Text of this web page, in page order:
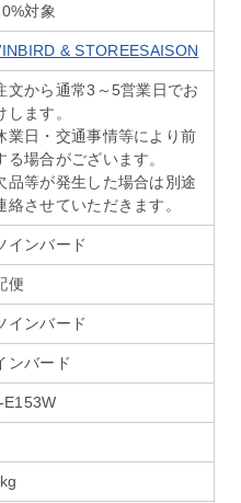
対象
& STOREESAISON
文から通常3～5営業日でお
します。
業日・交通事情等により前
る場合がございます。
品等が発生した場合は別途
絡させていただきます。
インバード
便
インバード
ンバード
E153W